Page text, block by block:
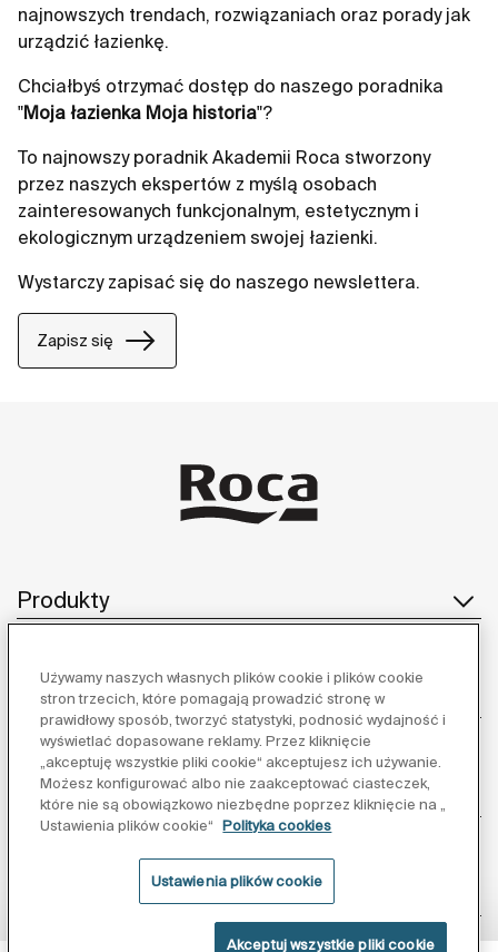
najnowszych trendach, rozwiązaniach oraz porady jak
urządzić łazienkę.
Chciałbyś otrzymać dostęp do naszego poradnika
"Moja łazienka Moja historia"?
To najnowszy poradnik Akademii Roca stworzony
przez naszych ekspertów z myślą osobach
zainteresowanych funkcjonalnym, estetycznym i
ekologicznym urządzeniem swojej łazienki.
Wystarczy zapisać się do naszego newslettera.
Zapisz się
Produkty
Obsługa klienta
O nas
Używamy naszych własnych plików cookie i plików cookie
stron trzecich, które pomagają prowadzić stronę w
prawidłowy sposób, tworzyć statystyki, podnosić wydajność i
wyświetlać dopasowane reklamy. Przez kliknięcie
„akceptuję wszystkie pliki cookie“ akceptujesz ich używanie.
Możesz konfigurować albo nie zaakceptować ciasteczek,
które nie są obowiązkowo niezbędne poprzez kliknięcie na „
Ustawienia plików cookie“
Polityka cookies
Ustawienia plików cookie
Akceptuj wszystkie pliki cookie